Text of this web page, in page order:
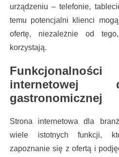
urządzeniu – telefonie,
temu potencjalni klienci
ofertę, niezależnie od
korzystają.
internetowej
gastronomicznej
Strona internetowa dla
wiele istotnych funkcji,
zapoznanie się z ofertą i